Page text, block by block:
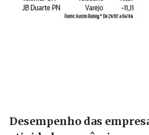
Desempenho das